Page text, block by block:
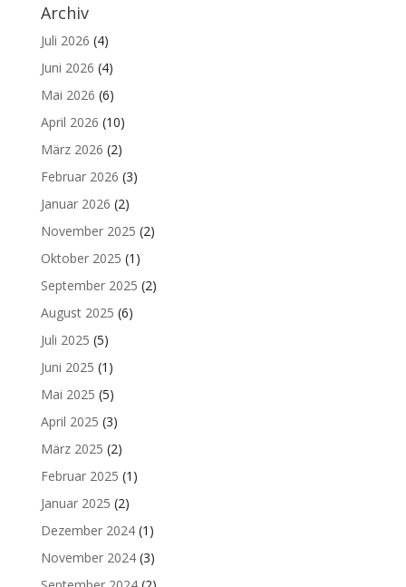
Archiv
Juli 2026 (4)
Juni 2026 (4)
Mai 2026 (6)
April 2026 (10)
März 2026 (2)
Februar 2026 (3)
Januar 2026 (2)
November 2025 (2)
Oktober 2025 (1)
September 2025 (2)
August 2025 (6)
Juli 2025 (5)
Juni 2025 (1)
Mai 2025 (5)
April 2025 (3)
März 2025 (2)
Februar 2025 (1)
Januar 2025 (2)
Dezember 2024(1)
November 2024(3)